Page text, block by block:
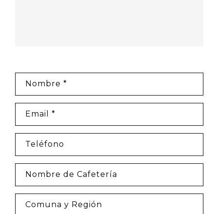
Formulario de contacto
Nombre *
Email *
Teléfono
Nombre de Cafetería
Comuna y Región